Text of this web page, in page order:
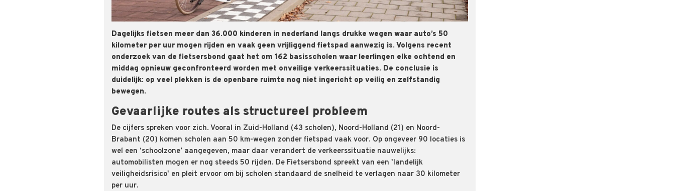
Dagelijks fietsen meer dan 36.000 kinderen in nederland langs drukke wegen waar auto’s 50
kilometer per uur mogen rijden en vaak geen vrijliggend fietspad aanwezig is. Volgens recent
onderzoek van de fietsersbond gaat het om 162 basisscholen waar leerlingen elke ochtend en
middag opnieuw geconfronteerd worden met onveilige verkeerssituaties. De conclusie is
duidelijk: op veel plekken is de openbare ruimte nog niet ingericht op veilig en zelfstandig
bewegen.
Gevaarlijke routes als structureel probleem
De cijfers spreken voor zich. Vooral in Zuid-Holland (43 scholen), Noord-Holland (21) en Noord-
Brabant (20) komen scholen aan 50 km-wegen zonder fietspad vaak voor. Op ongeveer 90 locaties is
wel een ‘schoolzone’ aangegeven, maar daar verandert de verkeerssituatie nauwelijks:
automobilisten mogen er nog steeds 50 rijden. De Fietsersbond spreekt van een 'landelijk
veiligheidsrisico' en pleit ervoor om bij scholen standaard de snelheid te verlagen naar 30 kilometer
per uur.